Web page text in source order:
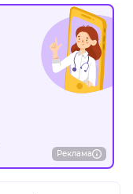
Реклама